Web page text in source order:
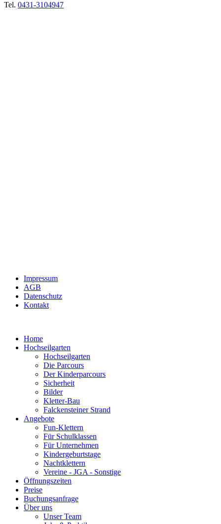
Tel. 0431-3104947
Impressum
AGB
Datenschutz
Kontakt
Home
Hochseilgarten
Hochseilgarten
Die Parcours
Der Kinderparcours
Sicherheit
Bilder
Kletter-Bau
Falckensteiner Strand
Angebote
Fun-Klettern
Für Schulklassen
Für Unternehmen
Kindergeburtstage
Nachtklettern
Vereine - JGA - Sonstige
Öffnungszeiten
Preise
Buchungsanfrage
Über uns
Unser Team